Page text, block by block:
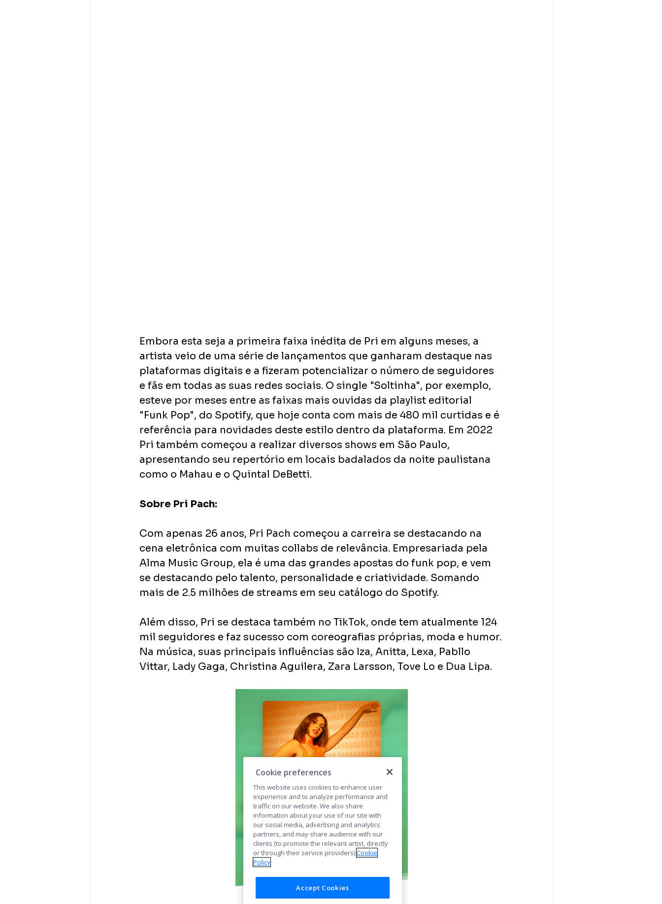
Embora esta seja a primeira faixa inédita de Pri em alguns meses, a
artista veio de uma série de lançamentos que ganharam destaque nas
plataformas digitais e a fizeram potencializar o número de seguidores
e fãs em todas as suas redes sociais. O single "Soltinha", por exemplo,
esteve por meses entre as faixas mais ouvidas da playlist editorial
"Funk Pop", do Spotify, que hoje conta com mais de 480 mil curtidas e é
referência para novidades deste estilo dentro da plataforma. Em 2022
Pri também começou a realizar diversos shows em São Paulo,
apresentando seu repertório em locais badalados da noite paulistana
como o Mahau e o Quintal DeBetti.
Sobre Pri Pach:
Com apenas 26 anos, Pri Pach começou a carreira se destacando na
cena eletrônica com muitas collabs de relevância. Empresariada pela
Alma Music Group, ela é uma das grandes apostas do funk pop, e vem
se destacando pelo talento, personalidade e criatividade. Somando
mais de 2.5 milhões de streams em seu catálogo do Spotify.
Além disso, Pri se destaca também no TikTok, onde tem atualmente 124
mil seguidores e faz sucesso com coreografias próprias, moda e humor.
Na música, suas principais influências são Iza, Anitta, Lexa, Pabllo
Vittar, Lady Gaga, Christina Aguilera, Zara Larsson, Tove Lo e Dua Lipa.